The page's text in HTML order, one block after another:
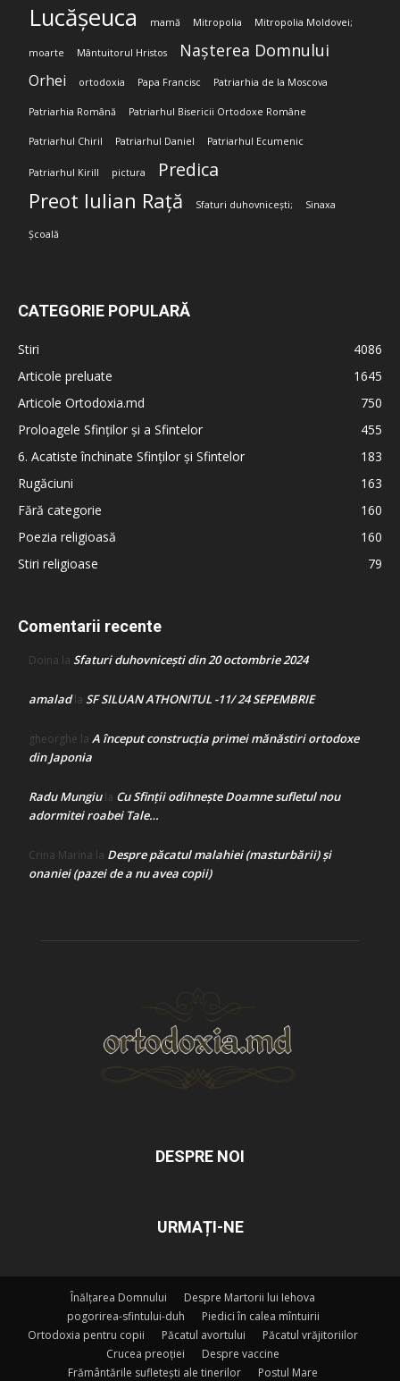
Lucășeuca mamă Mitropolia Mitropolia Moldovei;
moarte Mântuitorul Hristos Nașterea Domnului
Orhei ortodoxia Papa Francisc Patriarhia de la Moscova
Patriarhia Română Patriarhul Bisericii Ortodoxe Române
Patriarhul Chiril Patriarhul Daniel Patriarhul Ecumenic
Patriarhul Kirill pictura Predica
Preot Iulian Rață Sfaturi duhovnicești; Sinaxa
Școală
CATEGORIE POPULARĂ
Stiri
4086
Articole preluate
1645
Articole Ortodoxia.md
750
Proloagele Sfinților și a Sfintelor
455
6. Acatiste închinate Sfinților și Sfintelor
183
Rugăciuni
163
Fără categorie
160
Poezia religioasă
160
Stiri religioase
79
Comentarii recente
Doina la Sfaturi duhovnicești din 20 octombrie 2024
amaladla SF SILUAN ATHONITUL -11/ 24 SEPEMBRIE
gheorghe la A început construcţia primei mănăstiri ortodoxe
din Japonia
Radu Mungiula Cu Sfinții odihnește Doamne sufletul nou
adormitei roabei Tale…
Crina Marina la Despre păcatul malahiei (masturbării) şi
onaniei (pazei de a nu avea copii)
DESPRE NOI
URMAȚI-NE
Înălțarea Domnului
Despre Martorii lui Iehova
pogorirea-sfintului-duh
Piedici în calea mîntuirii
Ortodoxia pentru copii
Păcatul avortului
Păcatul vrăjitoriilor
Crucea preoției
Despre vaccine
Frământările sufletești ale tinerilor
Postul Mare